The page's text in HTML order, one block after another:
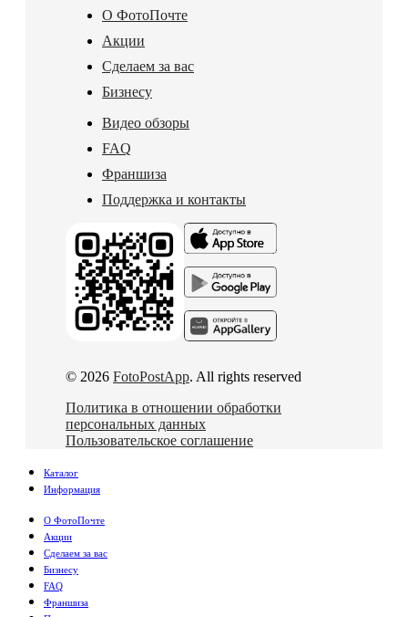
О ФотоПочте
Акции
Сделаем за вас
Бизнесу
Видео обзоры
FAQ
Франшиза
Поддержка и контакты
© 2026 FotoPostApp. All rights reserved
Политика в отношении обработки
персональных данных
Пользовательское соглашение
Каталог
Информация
О ФотоПочте
Акции
Сделаем за вас
Бизнесу
FAQ
Франшиза